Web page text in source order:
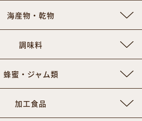
海産物・乾物
調味料
蜂蜜・ジャム類
加工食品